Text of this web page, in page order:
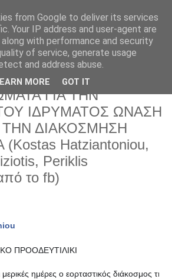
2019
ΓΙΑ ΤΗΝ
ΙΔΡΥΜΑΤΟΣ ΩΝΑΣΗ
ΔΙΑΚΟΣΜΗΣΗ
Hatziantoniou,
Periklis
το fb)
ΠΡΟΟΔΕΥΤΙΛΙΚΙ
ημέρες ο εορταστικός διάκοσμος της
from Google to deliver its services
Your IP address and user-agent are
with performance and security
of service, generate usage
and address abuse.
MORE GOT IT